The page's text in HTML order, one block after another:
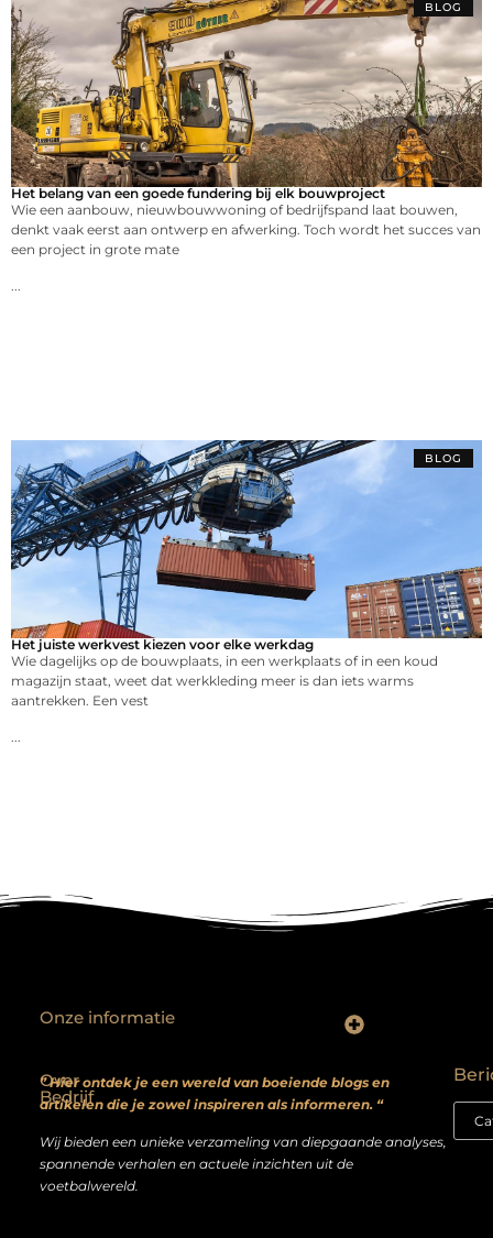
BLOG
Het belang van een goede fundering bij elk bouwproject
Wie een aanbouw, nieuwbouwwoning of bedrijfspand laat bouwen,
denkt vaak eerst aan ontwerp en afwerking. Toch wordt het succes van
een project in grote mate
BLOG
Het juiste werkvest kiezen voor elke werkdag
Wie dagelijks op de bouwplaats, in een werkplaats of in een koud
magazijn staat, weet dat werkkleding meer is dan iets warms
aantrekken. Een vest
Over
Bedrijf
” Hier ontdek je een wereld van boeiende blogs en
artikelen die je zowel inspireren als informeren. “
Wij bieden een unieke verzameling van diepgaande analyses,
spannende verhalen en actuele inzichten uit de
voetbalwereld.
Onze informatie